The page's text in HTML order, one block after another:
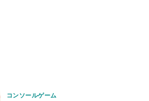
コンソールゲーム